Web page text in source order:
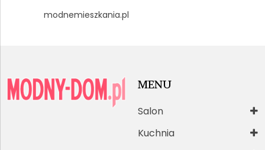
modnemieszkania.pl
MENU
Salon
Kuchnia